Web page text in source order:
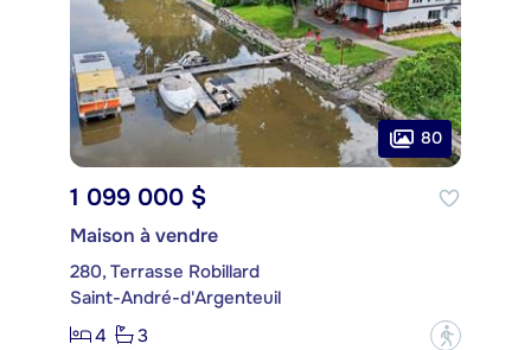
80
1 099 000 $
Maison à vendre
280, Terrasse Robillard
Saint-André-d'Argenteuil
4
3 ?